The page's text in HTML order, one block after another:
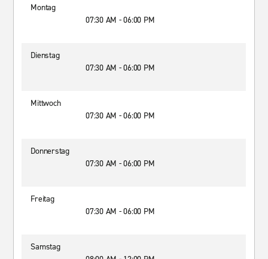
Montag
07:30 AM - 06:00 PM
Dienstag
07:30 AM - 06:00 PM
Mittwoch
07:30 AM - 06:00 PM
Donnerstag
07:30 AM - 06:00 PM
Freitag
07:30 AM - 06:00 PM
Samstag